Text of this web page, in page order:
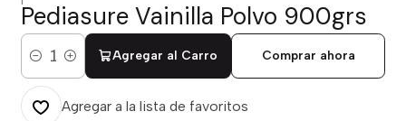
Pediasure Vainilla Polvo 900grs
Cantidad
Agregar al Carro Comprar ahora
Agregar a la lista de favoritos